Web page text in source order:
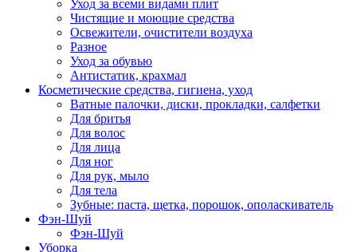
Уход за всеми видами плит
Чистящие и моющие средства
Освежители, очистители воздуха
Разное
Уход за обувью
Антистатик, крахмал
Косметические средства, гигиена, уход
Ватные палочки, диски, прокладки, салфетки
Для бритья
Для волос
Для лица
Для ног
Для рук, мыло
Для тела
Зубные: паста, щетка, порошок, ополаскиватель
Фэн-Шуй
Фэн-Шуй
Уборка